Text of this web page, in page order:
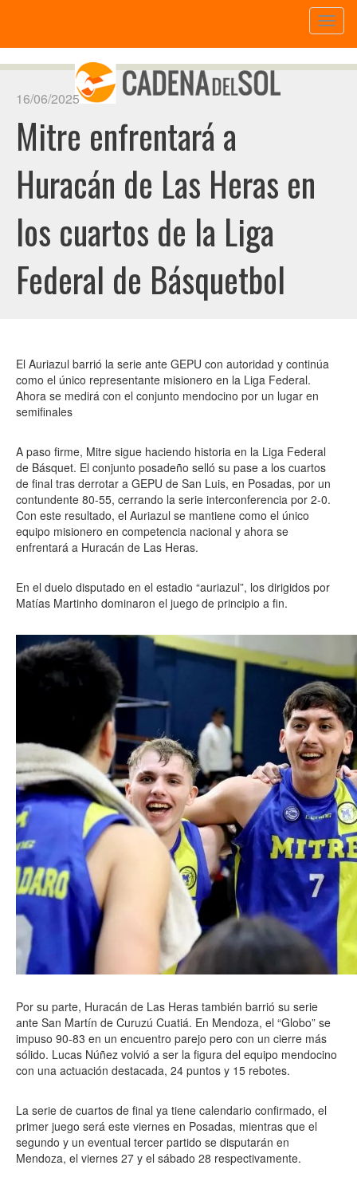
16/06/2025
Mitre enfrentará a
Huracán de Las Heras en
los cuartos de la Liga
Federal de Básquetbol
El Auriazul barrió la serie ante GEPU con autoridad y continúa
como el único representante misionero en la Liga Federal.
Ahora se medirá con el conjunto mendocino por un lugar en
semifinales
A paso firme, Mitre sigue haciendo historia en la Liga Federal
de Básquet. El conjunto posadeño selló su pase a los cuartos
de final tras derrotar a GEPU de San Luis, en Posadas, por un
contundente 80-55, cerrando la serie interconferencia por 2-0.
Con este resultado, el Auriazul se mantiene como el único
equipo misionero en competencia nacional y ahora se
enfrentará a Huracán de Las Heras.
En el duelo disputado en el estadio “auriazul”, los dirigidos por
Matías Martinho dominaron el juego de principio a fin.
Por su parte, Huracán de Las Heras también barrió su serie
ante San Martín de Curuzú Cuatiá. En Mendoza, el “Globo” se
impuso 90-83 en un encuentro parejo pero con un cierre más
sólido. Lucas Núñez volvió a ser la figura del equipo mendocino
con una actuación destacada, 24 puntos y 15 rebotes.
La serie de cuartos de final ya tiene calendario confirmado, el
primer juego será este viernes en Posadas, mientras que el
segundo y un eventual tercer partido se disputarán en
Mendoza, el viernes 27 y el sábado 28 respectivamente.